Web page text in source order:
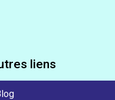
liens